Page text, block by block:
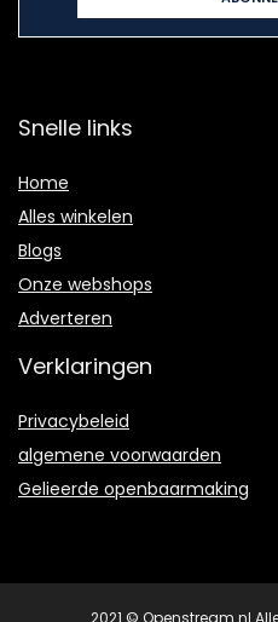
Snelle links
Home
Alles winkelen
Blogs
Onze webshops
Adverteren
Verklaringen
Privacybeleid
algemene voorwaarden
Gelieerde openbaarmaking